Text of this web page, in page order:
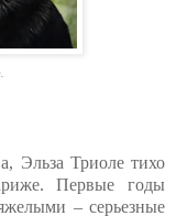
Эльза Триоле тихо
Первые годы
– серьезные